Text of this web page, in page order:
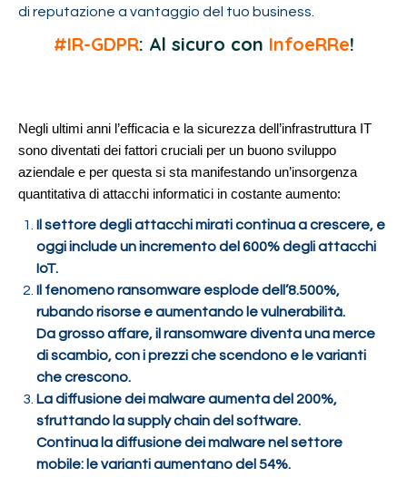
di reputazione a vantaggio del tuo business.
#IR-GDPR: Al sicuro con InfoeRRe!
Negli ultimi anni l’efficacia e la sicurezza dell’infrastruttura IT
sono diventati dei fattori cruciali per un buono sviluppo
aziendale e per questa si sta manifestando un’insorgenza
quantitativa di attacchi informatici in costante aumento:
Il settore degli attacchi mirati continua a crescere, e
oggi include un incremento del 600% degli attacchi
IoT.
Il fenomeno ransomware esplode dell’8.500%,
rubando risorse e aumentando le vulnerabilità.
Da grosso affare, il ransomware diventa una merce
di scambio, con i prezzi che scendono e le varianti
che crescono.
La diffusione dei malware aumenta del 200%,
sfruttando la supply chain del software.
Continua la diffusione dei malware nel settore
mobile: le varianti aumentano del 54%.